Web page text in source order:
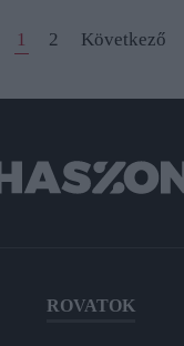
1 2 Következő
ROVATOK